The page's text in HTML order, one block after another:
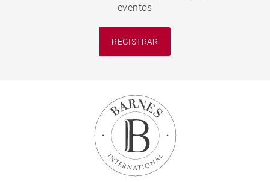
eventos
REGISTRAR